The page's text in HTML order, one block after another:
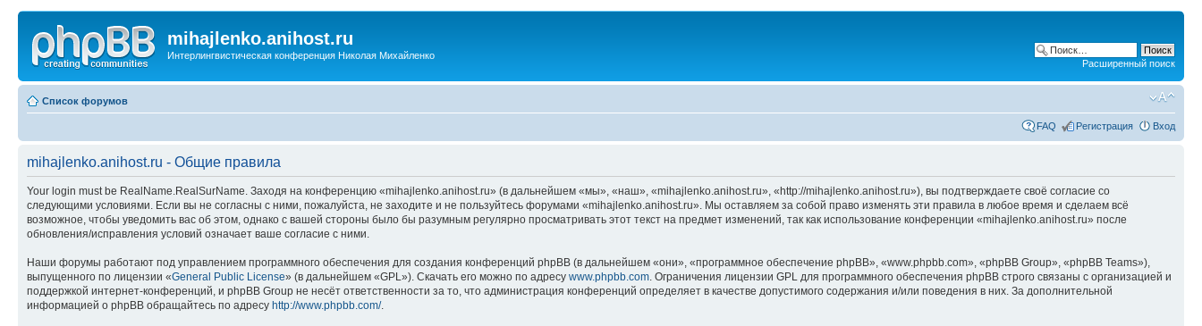
mihajlenko.anihost.ru
Интерлингвистическая конференция Николая Михайленко
Расширенный поиск
Список форумов
FAQ Регистрация Вход
mihajlenko.anihost.ru - Общие правила
Your login must be RealName.RealSurName. Заходя на конференцию «mihajlenko.anihost.ru» (в дальнейшем «мы», «наш», «mihajlenko.anihost.ru», «http://mihajlenko.anihost.ru»), вы подтверждаете своё согласие со
следующими условиями. Если вы не согласны с ними, пожалуйста, не заходите и не пользуйтесь форумами «mihajlenko.anihost.ru». Мы оставляем за собой право изменять эти правила в любое время и сделаем всё
возможное, чтобы уведомить вас об этом, однако с вашей стороны было бы разумным регулярно просматривать этот текст на предмет изменений, так как использование конференции «mihajlenko.anihost.ru» после
обновления/исправления условий означает ваше согласие с ними.
Наши форумы работают под управлением программного обеспечения для создания конференций phpBB (в дальнейшем «они», «программное обеспечение phpBB», «www.phpbb.com», «phpBB Group», «phpBB Teams»),
выпущенного по лицензии «General Public License» (в дальнейшем «GPL»). Скачать его можно по адресу www.phpbb.com . Ограничения лицензии GPL для программного обеспечения phpBB строго связаны с организацией и
поддержкой интернет-конференций, и phpBB Group не несёт ответственности за то, что администрация конференций определяет в качестве допустимого содержания и/или поведения в них. За дополнительной
информацией о phpBB обращайтесь по адресу http://www.phpbb.com/.